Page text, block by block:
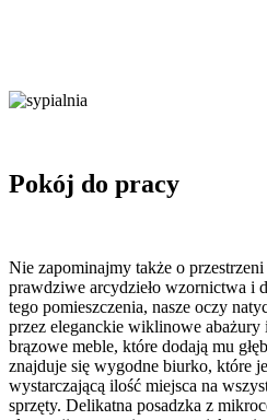
Pokój do pracy
Nie zapominajmy także o
prawdziwe arcydzieło wzornictwa i
tego pomieszczenia, nasze oczy
przez eleganckie wiklinowe
brązowe meble, które dodają mu
znajduje się wygodne biurko, które
wystarczającą ilość miejsca na
sprzęty. Delikatna posadzka z